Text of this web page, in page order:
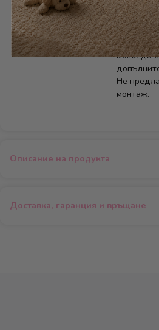
Сглобяване
Има
всеки
може да
Не
монтаж.
Описание на продукта
Доставка, гаранция и връщане